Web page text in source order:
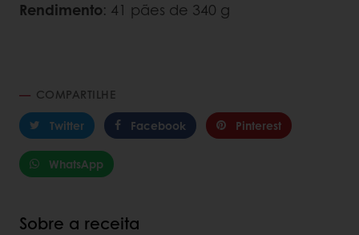
Rendimento: 41 pães de 340 g
COMPARTILHE
Twitter
Facebook Pinterest
WhatsApp
Sobre a receita